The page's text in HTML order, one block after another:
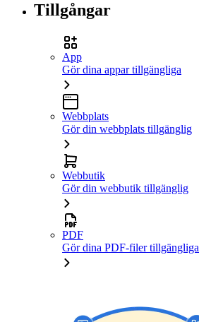
Tillgångar
App
Gör dina appar tillgängliga
Webbplats
Gör din webbplats tillgänglig
Webbutik
Gör din webbutik tillgänglig
PDF
Gör dina PDF-filer tillgängliga